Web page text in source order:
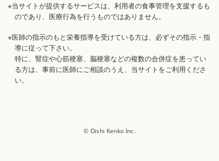
※当サイトが提供するサービスは、利用者の食事管理を支援するも
のであり、医療行為を行うものではありません。
※医師の指示のもと栄養指導を受けている方は、必ずその指示・指
導に従って下さい。
特に、腎症や心筋梗塞、脳梗塞などの複数の合併症を患ってい
る方は、事前に医師にご相談のうえ、当サイトをご利用くださ
い。
© Oishi Kenko Inc.